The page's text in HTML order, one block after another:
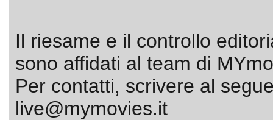
Il riesame e il controllo
sono affidati al team di
Per contatti, scrivere al
live@mymovies.it